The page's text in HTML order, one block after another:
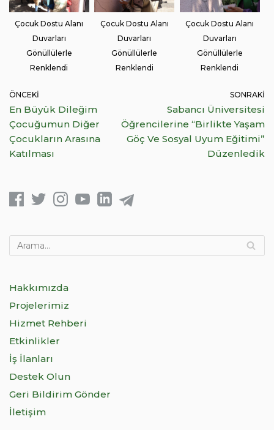
Çocuk Dostu Alanı
Duvarları
Gönüllülerle
Renklendi
Çocuk Dostu Alanı
Duvarları
Gönüllülerle
Renklendi
Çocuk Dostu Alanı
Duvarları
Gönüllülerle
Renklendi
ÖNCEKI
En Büyük Dileğim
Çocuğumun Diğer
Çocukların Arasına
Katılması
SONRAKI
Sabancı Üniversitesi
Öğrencilerine “Birlikte Yaşam
Göç Ve Sosyal Uyum Eğitimi”
Düzenledik
Hakkımızda
Projelerimiz
Hizmet Rehberi
Etkinlikler
İş İlanları
Destek Olun
Geri Bildirim Gönder
İletişim